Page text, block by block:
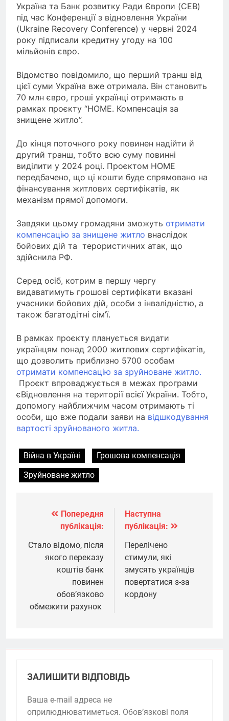
Україна та Банк розвитку Ради Європи (CEB)
під час Конференції з відновлення України
(Ukraine Recovery Conference) у червні 2024
року підписали кредитну угоду на 100
мільйонів євро.
Відомство повідомило, що перший транш від
цієї суми Україна вже отримала. Він становить
70 млн євро, гроші українці отримають в
рамках проєкту “HOME. Компенсація за
знищене житло”.
До кінця поточного року повинен надійти й
другий транш, тобто всю суму повинні
виділити у 2024 році. Проєктом HOME
передбачено, що ці кошти буде спрямовано на
фінансування житлових сертифікатів, як
механізм прямої допомоги.
Завдяки цьому громадяни зможуть отримати
компенсацію за знищене житло внаслідок
бойових дій та терористичних атак, що
здійснила РФ.
Серед осіб, котрим в першу чергу
видаватимуть грошові сертифікати вказані
учасники бойових дій, особи з інвалідністю, а
також багатодітні сім’ї.
В рамках проєкту планується видати
українцям понад 2000 житлових сертифікатів,
що дозволить приблизно 5700 особам
отримати компенсацію за зруйноване житло.
Проєкт впроваджується в межах програми
єВідновлення на території всієї України. Тобто,
допомогу найближчим часом отримають ті
особи, що вже подали заяви на відшкодування
вартості зруйнованого житла.
Війна в Україні
Грошова компенсація
Зруйноване житло
Навігація
записів
Попередня
публікація:
Стало відомо, після
якого переказу
коштів банк
повинен
обов’язково
обмежити рахунок
Наступна
публікація:
Перелічено
стимули, які
змусять українців
повертатися з-за
кордону
ЗАЛИШИТИ ВІДПОВІДЬ
Ваша e-mail адреса не
оприлюднюватиметься. Обов’язкові поля